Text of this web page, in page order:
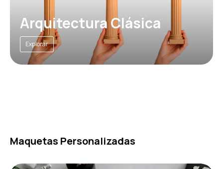
Arquitectura Clásica
Explorar
Maquetas Personalizadas